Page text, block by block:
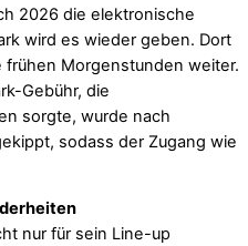
2026 die elektronische
wird es wieder geben. Dort
Morgenstunden weiter.
Gebühr, die
sorgte, wurde nach
sodass der Zugang wie
nur für sein Line-up